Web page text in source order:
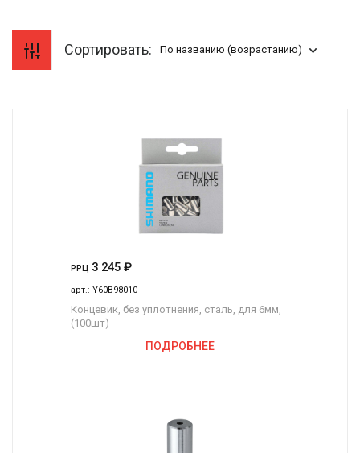
Сортировать: По названию (возрастанию)
РРЦ 3 245 ₽
арт.: Y60B98010
Концевик, без уплотнения, сталь, для 6мм,
(100шт)
ПОДРОБНЕЕ